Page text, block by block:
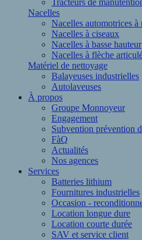
Tracteurs de
Nacelles
Nacelles automotrices à
Nacelles à ciseaux
Nacelles à basse hauteur
Nacelles à flèche
Matériel de nettoyage
Balayeuses industrielles
Autolaveuses
À propos
Groupe Monnoyeur
Engagement
Subvention prévention
FàQ
Actualités
Nos agences
Services
Batteries lithium
Fournitures industrielles
Occasion -
Location longue dure
Location courte durée
SAV et service client